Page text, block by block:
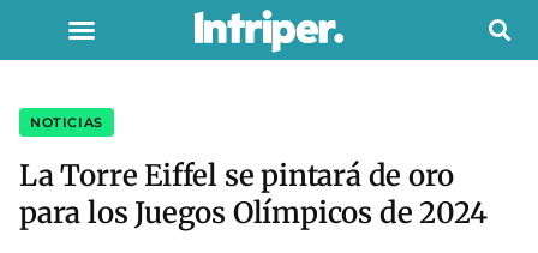
NOTICIAS
La Torre Eiffel se pintará de oro
para los Juegos Olímpicos de 2024